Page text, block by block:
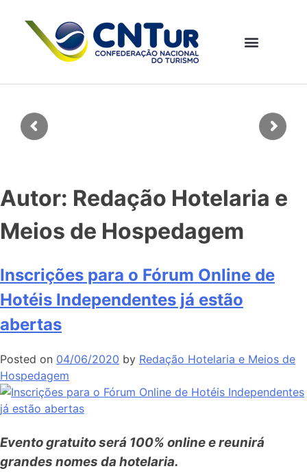
Autor: Redação Hotelaria e
Meios de Hospedagem
Inscrições para o Fórum Online de
Hotéis Independentes já estão
abertas
Posted on 04/06/2020 by Redação Hotelaria e Meios de
Hospedagem
Evento gratuito será 100% online e reunirá
grandes nomes da hotelaria.